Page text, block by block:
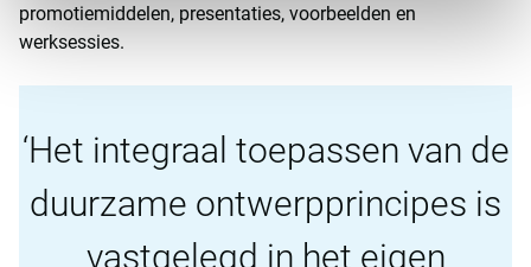
promotiemiddelen, presentaties, voorbeelden en
werksessies.
Het integraal toepassen van de
duurzame ontwerpprincipes is
vastgelegd in het eigen